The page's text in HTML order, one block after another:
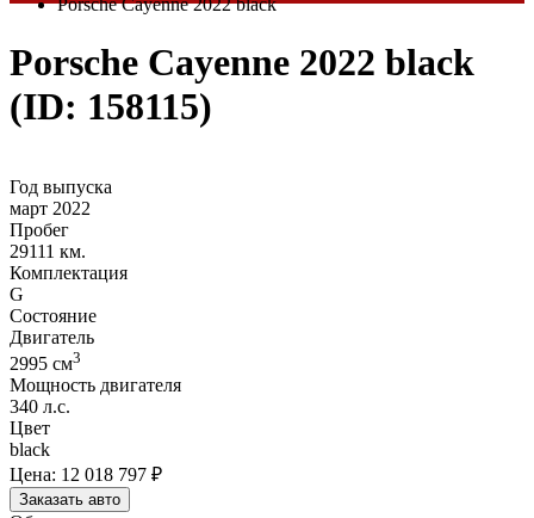
Компания DSS Group принимает оплату за свои услуги только
При любых подозрениях, свяжитесь с нами по официальным
контактам, указанным в соц сетях и на сайте
Porsche Cayenne 2022 black
Porsche Cayenne 2022 black
(ID: 158115)
Год выпуска
март 2022
Пробег
29111 км.
Комплектация
G
Состояние
Двигатель
2995 cм3
Мощность двигателя
340 л.с.
Цвет
black
Цена: 12 018 797 ₽
Заказать авто